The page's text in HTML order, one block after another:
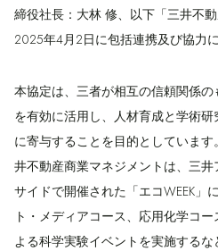
締役社長：大林 修、以下「三井不
2025年4月2日に包括連携及び協力
本協定は、三者が相互の信頼関係
を有効に活用し、人材育成と学術
に寄与することを目的としていま
井不動産商業マネジメントは、三
サイドで開催された「エコWEEK」
ト・メディアコース、応用化学コ
よる科学実験イベントを実施するな